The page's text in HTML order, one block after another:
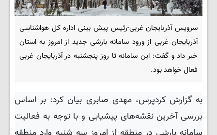
سرویس آذربایجان غربی-رئیس پیش بینی اداره کل هواشناسی
آذربایجان غربی از ورود سامانه بارشی جدید از امروز به استان
خبر داد و گفت: این سامانه تا روز پنجشنبه در آذربایجان غربی
فعال خواهد بود.
به گزارش کردپرس، مهدی صابری بیان کرد: بر اساس
بررسی آخرین نقشه‌های پیشیابی و با توجه به فعالیت